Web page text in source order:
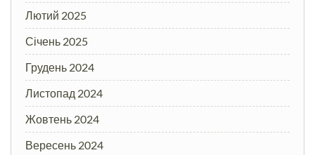
Лютий 2025
Січень 2025
Грудень 2024
Листопад 2024
Жовтень 2024
Вересень 2024